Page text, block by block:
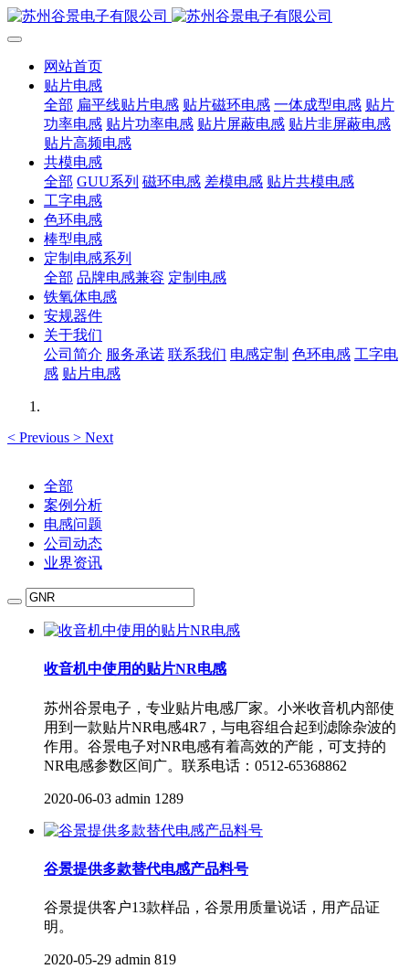
网站首页
贴片电感
全部 扁平线贴片电感 贴片磁环电感 一体成型电感 贴片
功率电感 贴片功率电感 贴片屏蔽电感 贴片非屏蔽电感
贴片高频电感
共模电感
全部 GUU系列 磁环电感 差模电感 贴片共模电感
工字电感
色环电感
棒型电感
定制电感系列
全部 品牌电感兼容 定制电感
铁氧体电感
安规器件
关于我们
公司简介 服务承诺 联系我们 电感定制 色环电感 工字电
感 贴片电感
< Previous > Next
全部
案例分析
电感问题
公司动态
业界资讯
收音机中使用的贴片NR电感
苏州谷景电子，专业贴片电感厂家。小米收音机内部使
用到一款贴片NR电感4R7，与电容组合起到滤除杂波的
作用。谷景电子对NR电感有着高效的产能，可支持的
NR电感参数区间广。联系电话：0512-65368862
2020-06-03 admin 1289
谷景提供多款替代电感产品料号
谷景提供客户13款样品，谷景用质量说话，用产品证
明。
2020-05-29 admin 819